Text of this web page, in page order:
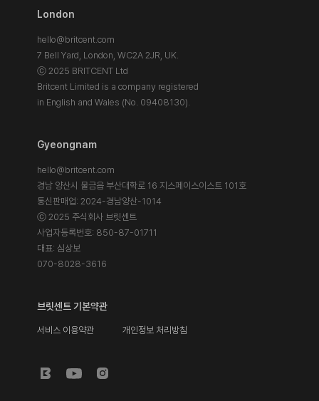
London
hello@britcent.com
7 Bell Yard, London, WC2A 2JR, UK.
ⓒ 2025 BRITCENT Ltd
Britcent Limited is a company registered
in English and Wales (No. 09408130).
Gyeongnam
hello@britcent.com
경남 양산시 물금읍 부산대학로 16 지스페이스이스트 101호
통신판매업: 2024-경남양산-1014
ⓒ 2025 주식회사 브릿센트
사업자등록번호: 850-87-01711
대표: 심상보
070-8028-3616
브릿센트 기본약관
서비스 이용약관 개인정보 처리방침